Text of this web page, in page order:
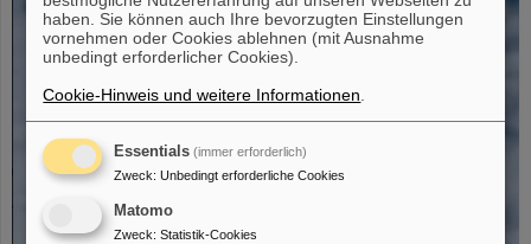
haben. Sie können auch Ihre bevorzugten Einstellungen
vornehmen oder Cookies ablehnen (mit Ausnahme
unbedingt erforderlicher Cookies).
Cookie-Hinweis und weitere Informationen
Essentials (immer erforderlich)
Zweck: Unbedingt erforderliche Cookies
Matomo
Zweck: Statistik-Cookies